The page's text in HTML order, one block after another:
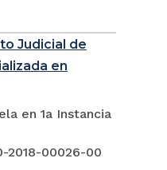
Judicial de
en
en 1a Instancia
2018-00026-00